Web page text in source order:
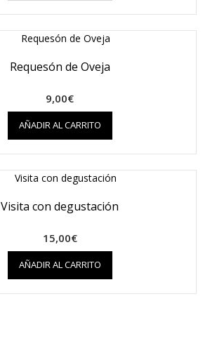
Requesón de Oveja
9,00€
AÑADIR AL CARRITO
Visita con degustación
15,00€
AÑADIR AL CARRITO